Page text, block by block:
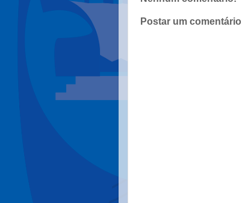
Postar um comentário